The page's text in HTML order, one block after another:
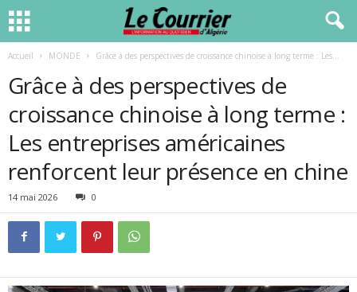
Accueil MONDE Grâce à des perspectives de croissance chinoise à long terme : Les...
Grâce à des perspectives de
croissance chinoise à long terme :
Les entreprises américaines
renforcent leur présence en chine
14 mai 2026 0